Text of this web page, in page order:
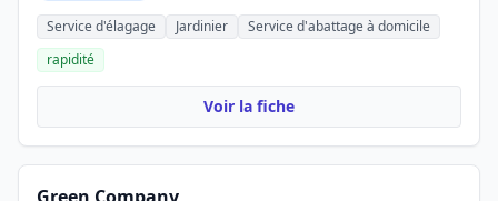
Service d'élagage
Jardinier
Service d'abattage à domicile
rapidité
Voir la fiche